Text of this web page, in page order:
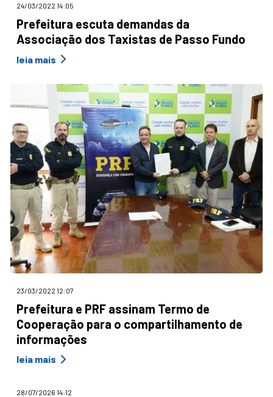
24/03/2022 14:05
Prefeitura escuta demandas da
Associação dos Taxistas de Passo Fundo
leia mais
23/03/2022 12:07
Prefeitura e PRF assinam Termo de
Cooperação para o compartilhamento de
informações
leia mais
28/07/2026 14:12